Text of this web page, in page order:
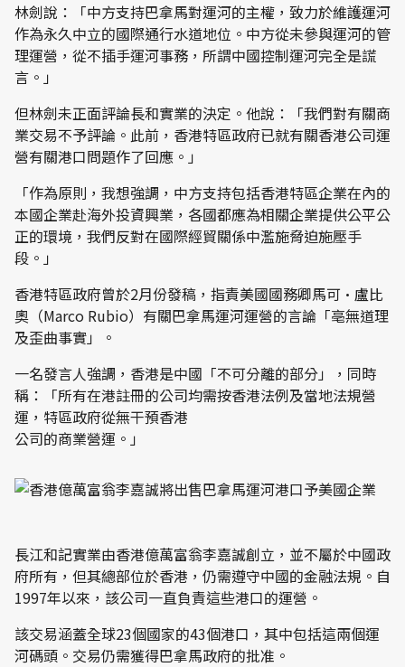
林劍說：「中方支持巴拿馬對運河的主權，致力於維護運河
作為永久中立的國際通行水道地位。中方從未參與運河的管
理運營，從不插手運河事務，所謂中國控制運河完全是謊
言。」
但林劍未正面評論長和實業的決定。他說：「我們對有關商
業交易不予評論。此前，香港特區政府已就有關香港公司運
營有關港口問題作了回應。」
「作為原則，我想強調，中方支持包括香港特區企業在內的
本國企業赴海外投資興業，各國都應為相關企業提供公平公
正的環境，我們反對在國際經貿關係中濫施脅迫施壓手
段。」
香港特區政府曾於2月份發稿，指責美國國務卿馬可·盧比
奧（Marco Rubio）有關巴拿馬運河運營的言論「亳無道理
及歪曲事實」。
一名發言人強調，香港是中國「不可分離的部分」，同時
稱：「所有在港註冊的公司均需按香港法例及當地法規營
運，特區政府從無干預香港
公司的商業營運。」
長江和記實業由香港億萬富翁李嘉誠創立，並不屬於中國政
府所有，但其總部位於香港，仍需遵守中國的金融法規。自
1997年以來，該公司一直負責這些港口的運營。
該交易涵蓋全球23個國家的43個港口，其中包括這兩個運
河碼頭。交易仍需獲得巴拿馬政府的批准。